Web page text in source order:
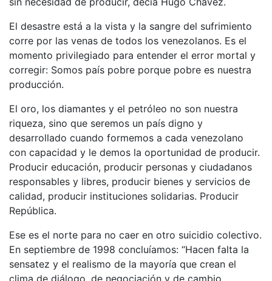
El desastre está a la vista y la sangre del sufrimiento
corre por las venas de todos los venezolanos. Es el
momento privilegiado para entender el error mortal y
corregir: Somos país pobre porque pobre es nuestra
producción.
El oro, los diamantes y el petróleo no son nuestra
riqueza, sino que seremos un país digno y
desarrollado cuando formemos a cada venezolano
con capacidad y le demos la oportunidad de producir.
Producir educación, producir personas y ciudadanos
responsables y libres, producir bienes y servicios de
calidad, producir instituciones solidarias. Producir
República.
Ese es el norte para no caer en otro suicidio colectivo.
En septiembre de 1998 concluíamos: “Hacen falta la
sensatez y el realismo de la mayoría que crean el
clima de diálogo, de negociación y de cambio